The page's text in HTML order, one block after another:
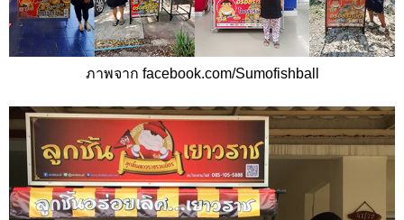
ภาพจาก facebook.com/Sumofishball